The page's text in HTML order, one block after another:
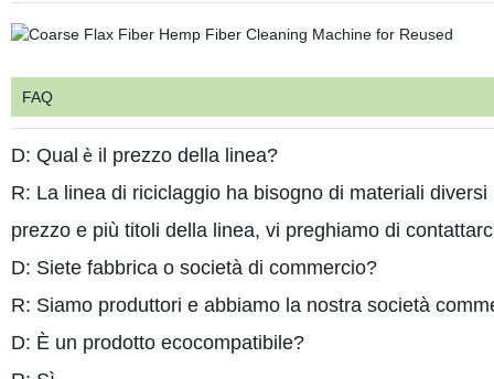
FAQ
D: Qual èil prezzo della linea?
R: La linea di riciclaggio ha bisogno di materiali
prezzo e più titoli della linea, vi preghiamo di
D: Siete fabbrica o società di commercio?
R: Siamoproduttori e abbiamo la nostra società
D: È un prodotto ecocompatibile?